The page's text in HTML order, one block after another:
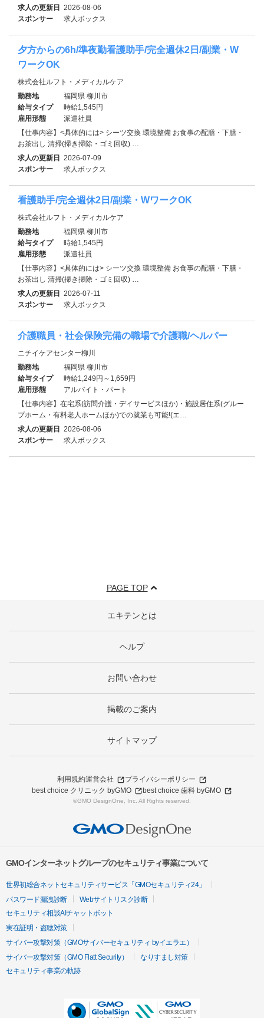
求人の更新日 2026-08-06
スポンサー
求人ボックス
夕方からの6h/準夜勤看護助手/完全週休2日/副業・W
ワークOK
株式会社ルフト・メディカルケア
勤務地
福岡県 柳川市
給与タイプ
時給1,545円
雇用形態
派遣社員
【仕事内容】<具体的には> シーツ交換 環境整備 お食事の配膳・下膳・
お茶出し 清掃(掃き掃除・ゴミ回収) …
求人の更新日 2026-07-09
スポンサー
求人ボックス
看護助手/完全週休2日/副業・WワークOK
株式会社ルフト・メディカルケア
勤務地
福岡県 柳川市
給与タイプ
時給1,545円
雇用形態
派遣社員
【仕事内容】<具体的には> シーツ交換 環境整備 お食事の配膳・下膳・
お茶出し 清掃(掃き掃除・ゴミ回収) …
求人の更新日 2026-07-11
スポンサー
求人ボックス
介護職員・社会保険完備の職場で介護職/ヘルパー
ニチイケアセンター柳川
勤務地
福岡県 柳川市
給与タイプ
時給1,249円～1,659円
雇用形態
アルバイト・パート
【仕事内容】在宅系(訪問介護・デイサービスほか)・施設居住系(グルー
プホーム・有料老人ホームほか)での就業も可能!(エ…
求人の更新日 2026-08-06
スポンサー
求人ボックス
PAGE TOP
エキテンとは
ヘルプ
お問い合わせ
掲載のご案内
サイトマップ
利用規約運営会社
プライバシーポリシー
best choice クリニック byGMO
best choice 歯科 byGMO
©GMO DesignOne, Inc. All Rights reserved.
GMOインターネットグループのセキュリティ事業について
世界初総合ネットセキュリティサービス「GMOセキュリティ24」
パスワード漏洩診断
Webサイトリスク診断
セキュリティ相談AIチャットボット
実在証明・盗聴対策
サイバー攻撃対策（GMOサイバーセキュリティ byイエラエ）
サイバー攻撃対策（GMO Flatt Security）
なりすまし対策
セキュリティ事業の軌跡